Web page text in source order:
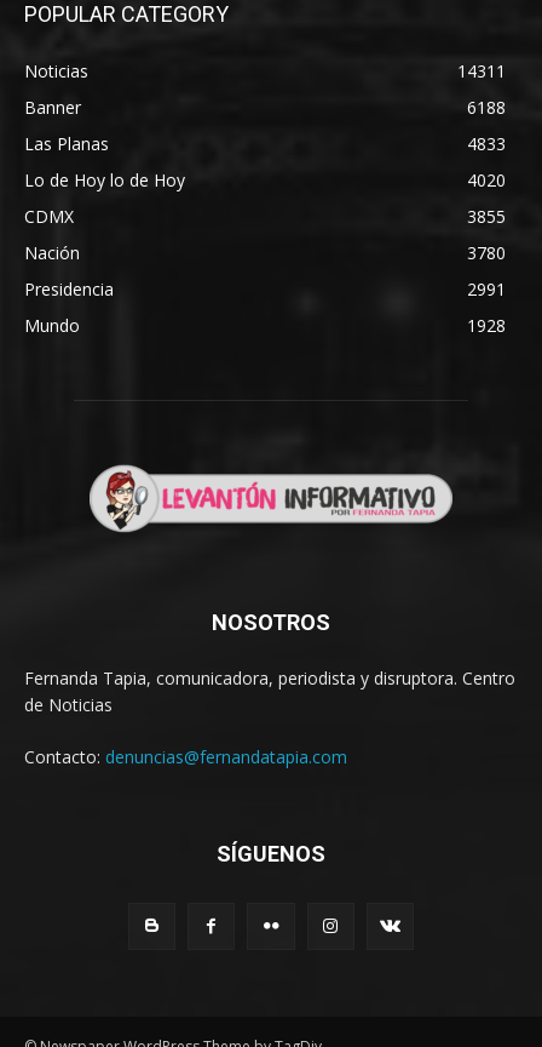
POPULAR CATEGORY
Noticias
14311
Banner
6188
Las Planas
4833
Lo de Hoy lo de Hoy
4020
CDMX
3855
Nación
3780
Presidencia
2991
Mundo
1928
NOSOTROS
Fernanda Tapia, comunicadora, periodista y disruptora. Centro
de Noticias
Contacto: denuncias@fernandatapia.com
SÍGUENOS